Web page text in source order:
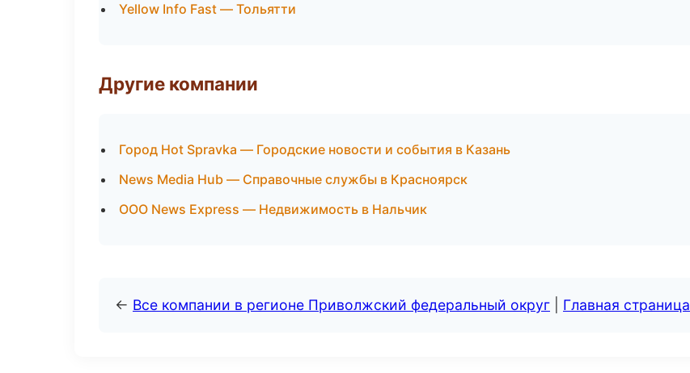
Yellow Info Fast — Тольятти
Другие компании
Город Hot Spravka — Городские новости и события в Казань
News Media Hub — Справочные службы в Красноярск
ООО News Express — Недвижимость в Нальчик
← Все компании в регионе Приволжский федеральный округ Главная страница